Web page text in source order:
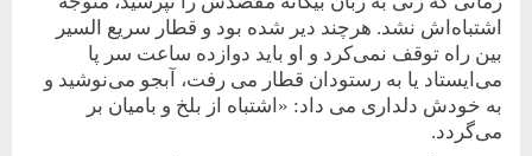
اشتباه‌اش نشد. هرچند دیر شده بود و قطار سریع السیر
بین راه توقف نمی‌کرد و او باید دوازده ساعت سر پا
می‌ایستاد یا به رستودان قطار می رفت، آبجو می‌نوشید و
به خودش دلداری می داد: «اشتباه از بلخ و بامیان بر
می‌گردد.